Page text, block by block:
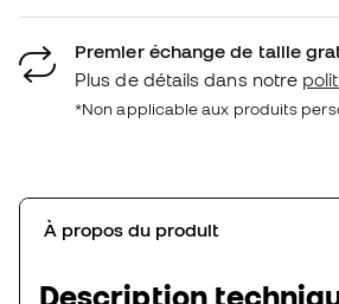
Premier échange de taille
Plus de détails dans notre
*Non applicable aux produits
À propos du produit
Description